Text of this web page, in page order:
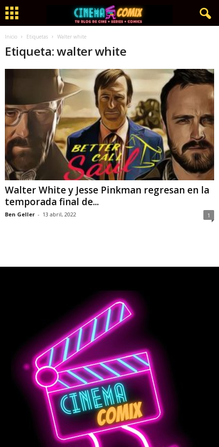
Inicio Etiquetas Walter white
Etiqueta: walter white
Walter White y Jesse Pinkman regresan en la
temporada final de...
Ben Geller - 13 abril, 2022 1